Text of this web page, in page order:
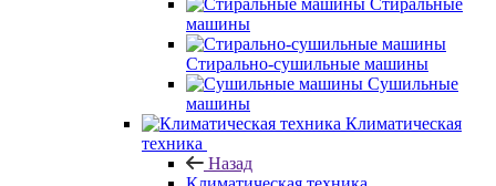
Стиральные
машины
Стирально-сушильные машины
Сушильные
машины
Климатическая
техника
Назад